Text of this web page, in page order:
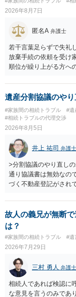
2026年8月7日
匿名A 弁護士
若干言葉足らずで失礼
放棄手続の依頼を受け
順位が繰り上がる方へ
できない、という意味
遺産分割協議のやり
#家族間の相続トラブル #遺
#相続トラブルの代理交渉
2026年8月5日
井上 祐司 弁護士
>分割協議のやり直し
通り協議書は無効な
づく不動産登記がされ
方の訴訟の主張及び立
医師の意見書、筆跡鑑
はありますが、 ・伯母
様の意に反する遺産分
であること からすると
性はそれほど高くない
言えると思います。
故人の義兄が無断
は？
#家族間の相続トラブル #遺
2026年7月29日
三村 勇人 弁護士
相続人であれば検認に
な意見を言うのみであ